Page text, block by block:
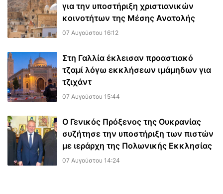
για την υποστήριξη χριστιανικών
κοινοτήτων της Μέσης Ανατολής
07 Αυγούστου 16:12
Στη Γαλλία έκλεισαν προαστιακό
τζαμί λόγω εκκλήσεων ιμάμηδων για
τζιχάντ
07 Αυγούστου 15:44
Ο Γενικός Πρόξενος της Ουκρανίας
συζήτησε την υποστήριξη των πιστών
με ιεράρχη της Πολωνικής Εκκλησίας
07 Αυγούστου 14:24